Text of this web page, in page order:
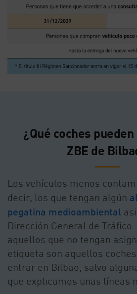
¿Qué coches
ZBE de
Los vehículos menos
decir, los que tengan algún
pegatina medioambiental
Dirección General de
aquellos que no tengan
etiqueta son aquellos
entrar en Bilbao, salvo
que explicamos unas líneas